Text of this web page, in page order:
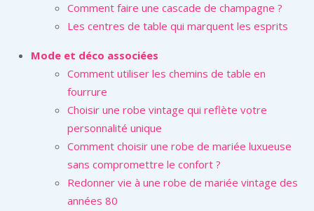
Comment faire une cascade de champagne ?
Les centres de table qui marquent les esprits
Mode et déco associées
Comment utiliser les chemins de table en
fourrure
Choisir une robe vintage qui reflète votre
personnalité unique
Comment choisir une robe de mariée luxueuse
sans compromettre le confort ?
Redonner vie à une robe de mariée vintage des
années 80